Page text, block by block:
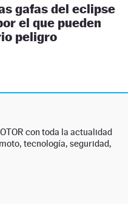
gafas del eclipse
el que pueden
peligro
con toda la actualidad
tecnología, seguridad,